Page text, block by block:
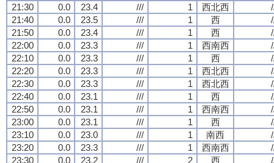
21:30
0.0 23.4 /// 1 西北西
21:40
0.0 23.5 /// 1 西
21:50
0.0 23.4 /// 1 西
22:00
0.0 23.3 /// 1 西南西
22:10
0.0 23.3 /// 1 西
22:20
0.0 23.3 /// 1 西北西
22:30
0.0 23.3 /// 1 西北西
22:40
0.0 23.1 /// 1 西
22:50
0.0 23.1 /// 1 西南西
23:00
0.0 23.1 /// 1 西
23:10
0.0 23.0 /// 1 南西
23:20
0.0 23.3 /// 1 西南西
23:30
0.0 23.2 /// 2 西